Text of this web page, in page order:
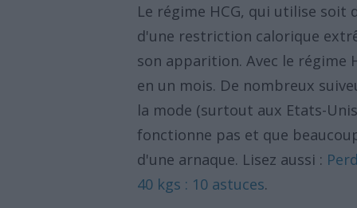
Le régime HCG, qui utilise soit
d'une restriction calorique
son apparition. Avec le régime
en un mois. De nombreux
la mode (surtout aux Etats-
fonctionne pas et que
d'une arnaque. Lisez aussi :
40 kgs : 10 astuces.